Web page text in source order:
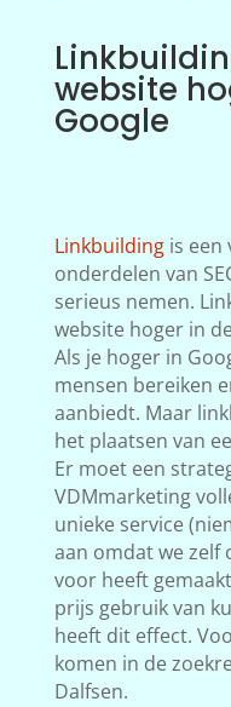
website
Google
Linkbuildingis een
onderdelen van
serieus nemen.
website hoger in
Als je hoger in
mensen bereiken
aanbiedt. Maar
het plaatsen van
Er moet een
VDMmarketing
unieke service
aan omdat we zelf
voor heeft
prijs gebruik van
heeft dit effect.
komen in de
Dalfsen.